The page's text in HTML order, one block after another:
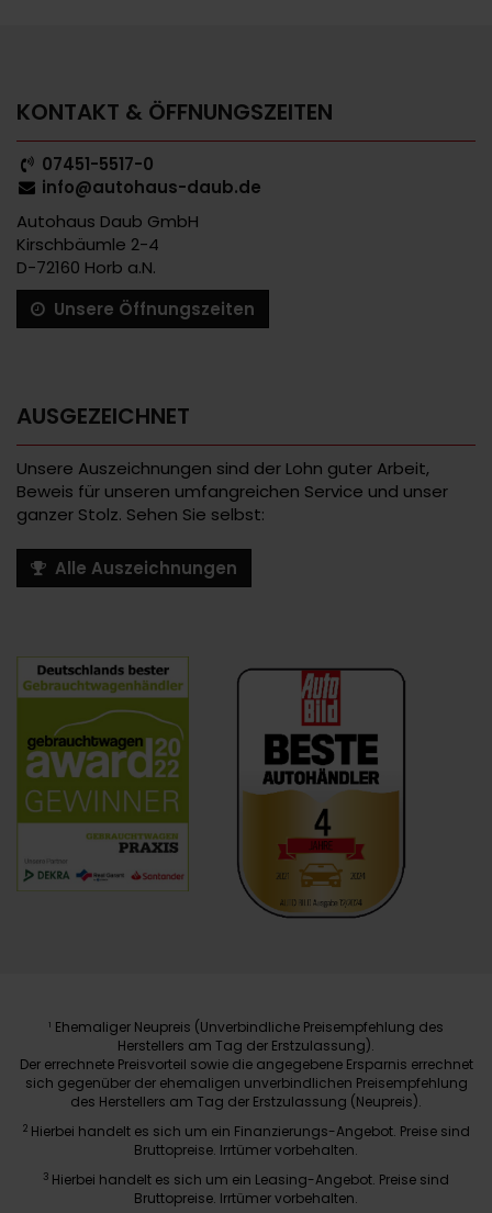
KONTAKT & ÖFFNUNGSZEITEN
07451-5517-0
info@autohaus-daub.de
Autohaus Daub GmbH
Kirschbäumle 2-4
D-72160 Horb a.N.
Unsere Öffnungszeiten
AUSGEZEICHNET
Unsere Auszeichnungen sind der Lohn guter Arbeit,
Beweis für unseren umfangreichen Service und unser
ganzer Stolz. Sehen Sie selbst:
Alle Auszeichnungen
1 Ehemaliger Neupreis (Unverbindliche Preisempfehlung des
Herstellers am Tag der Erstzulassung).
Der errechnete Preisvorteil sowie die angegebene Ersparnis errechnet
sich gegenüber der ehemaligen unverbindlichen Preisempfehlung
des Herstellers am Tag der Erstzulassung (Neupreis).
2 Hierbei handelt es sich um ein Finanzierungs-Angebot. Preise sind
Bruttopreise. Irrtümer vorbehalten.
3 Hierbei handelt es sich um ein Leasing-Angebot. Preise sind
Bruttopreise. Irrtümer vorbehalten.